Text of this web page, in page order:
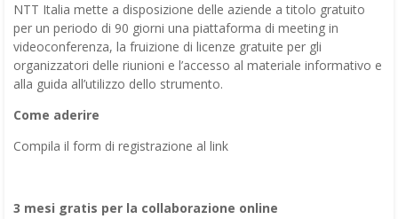
NTT Italia mette a disposizione delle aziende a titolo gratuito
per un periodo di 90 giorni una piattaforma di meeting in
videoconferenza, la fruizione di licenze gratuite per gli
organizzatori delle riunioni e l’accesso al materiale informativo e
alla guida all’utilizzo dello strumento.
Come aderire
Compila il form di registrazione al link
3 mesi gratis per la collaborazione online